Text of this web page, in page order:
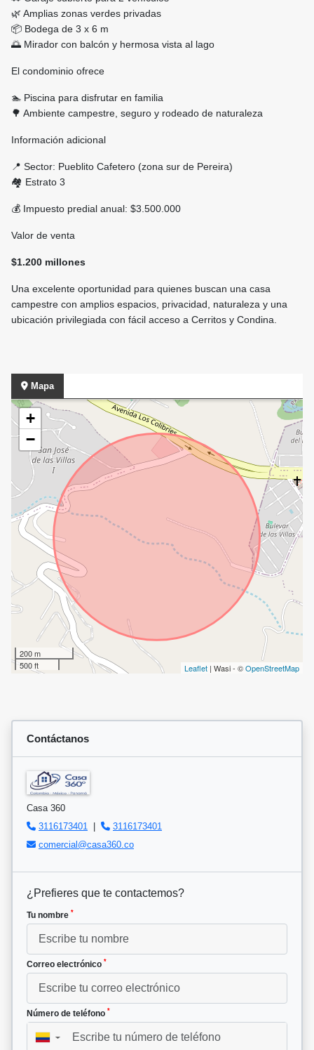
🌿 Amplias zonas verdes privadas
📦 Bodega de 3 x 6 m
🌅 Mirador con balcón y hermosa vista al lago
El condominio ofrece
🏊 Piscina para disfrutar en familia
🌳 Ambiente campestre, seguro y rodeado de naturaleza
Información adicional
📍 Sector: Pueblito Cafetero (zona sur de Pereira)
🏘️ Estrato 3
💰 Impuesto predial anual: $3.500.000
Valor de venta
$1.200 millones
Una excelente oportunidad para quienes buscan una casa
campestre con amplios espacios, privacidad, naturaleza y una
ubicación privilegiada con fácil acceso a Cerritos y Condina.
Mapa
+
−
200 m
500 ft
Leaflet | Wasi - ©OpenStreetMap
Contáctanos
Casa 360
3116173401
|
3116173401
comercial@casa360.co
¿Prefieres que te contactemos?
Tu nombre *
Correo electrónico *
Número de teléfono *
▼